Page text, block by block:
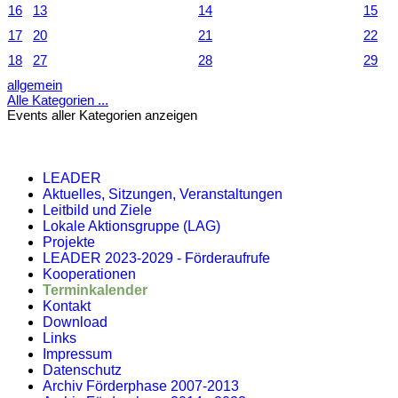
16
13 14 15
17
20 21 22
18
27 28 29
allgemein
Alle Kategorien ...
Events aller Kategorien anzeigen
LEADER
Aktuelles, Sitzungen, Veranstaltungen
Leitbild und Ziele
Lokale Aktionsgruppe (LAG)
Projekte
LEADER 2023-2029 - Förderaufrufe
Kooperationen
Terminkalender
Kontakt
Download
Links
Impressum
Datenschutz
Archiv Förderphase 2007-2013